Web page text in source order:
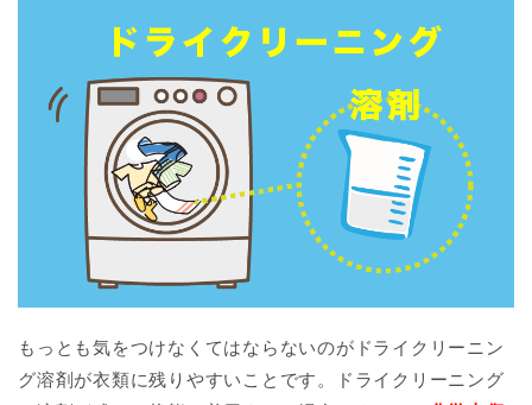
もっとも気をつけなくてはならないのがドライクリーニン
グ溶剤が衣類に残りやすいことです。ドライクリーニング